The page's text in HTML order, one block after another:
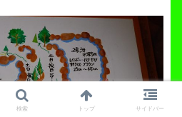
検索 トップ サイドバー